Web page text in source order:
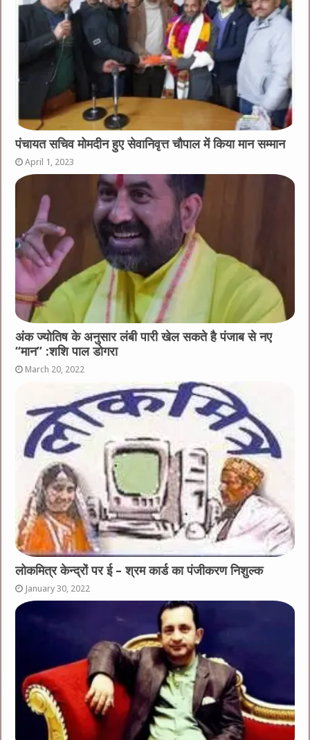
पंचायत सचिव मोमदीन हुए सेवानिवृत्त चौपाल में किया मान सम्मान
April 1, 2023
अंक ज्योतिष के अनुसार लंबी पारी खेल सकते है पंजाब से नए
“मान” :शशि पाल डोगरा
March 20, 2022
लोकमित्र केन्द्रों पर ई – श्रम कार्ड का पंजीकरण निशुल्क
January 30, 2022